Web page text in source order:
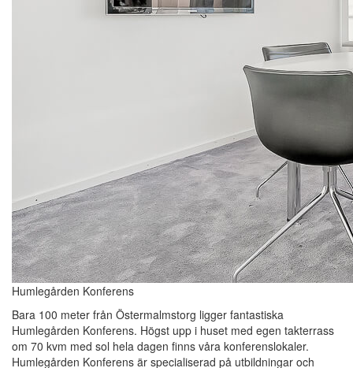
Humlegården Konferens
Bara 100 meter från Östermalmstorg ligger fantastiska
Humlegården Konferens. Högst upp i huset med egen takterrass
om 70 kvm med sol hela dagen finns våra konferenslokaler.
Humlegården Konferens är specialiserad på utbildningar och